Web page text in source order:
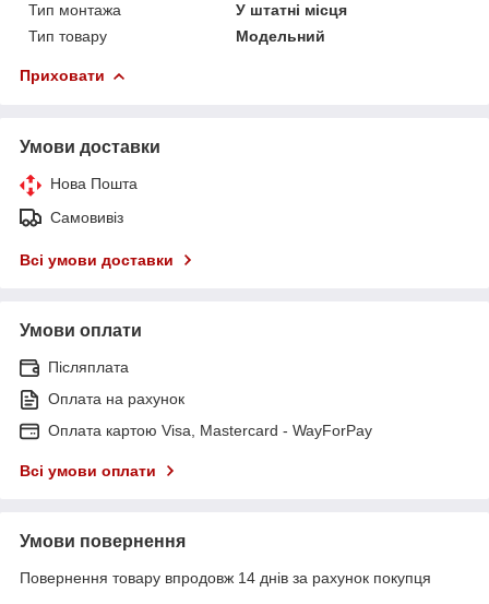
Тип монтажа
У штатні місця
Тип товару
Модельний
Приховати
Умови доставки
Нова Пошта
Самовивіз
Всі умови доставки
Умови оплати
Післяплата
Оплата на рахунок
Оплата картою Visa, Mastercard - WayForPay
Всі умови оплати
Умови повернення
Повернення товару впродовж 14 днів за рахунок покупця